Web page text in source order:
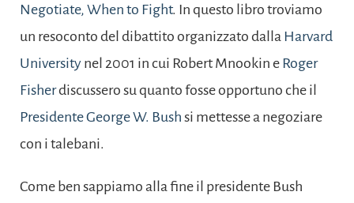
Negotiate, When to Fight. In questo libro troviamo
un resoconto del dibattito organizzato dalla Harvard
Universitynel 2001 in cui Robert Mnookin e Roger
Fisherdiscussero su quanto fosse opportuno che il
Presidente George W. Bush si mettesse a negoziare
con i talebani.
Come ben sappiamo alla fine il presidente Bush